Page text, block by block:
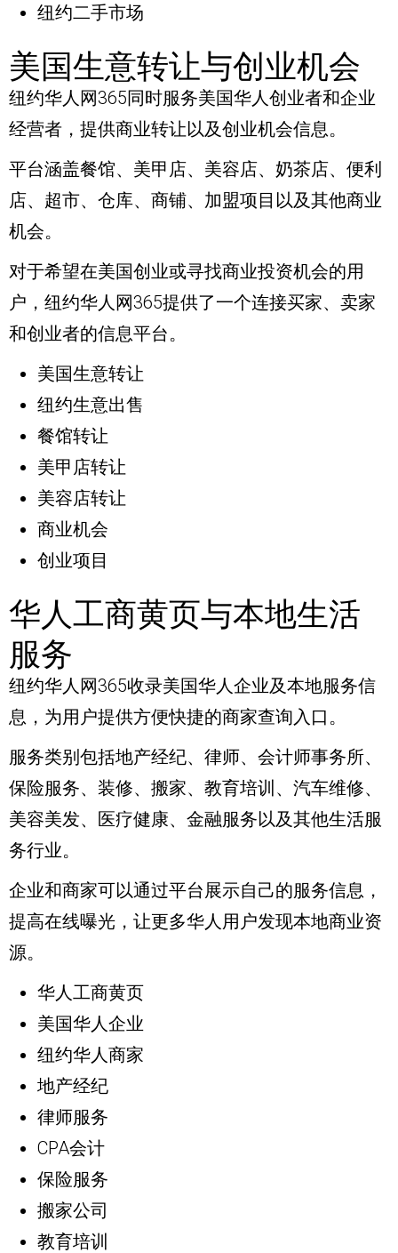
纽约二手市场
美国生意转让与创业机会
纽约华人网365同时服务美国华人创业者和企业
经营者，提供商业转让以及创业机会信息。
平台涵盖餐馆、美甲店、美容店、奶茶店、便利
店、超市、仓库、商铺、加盟项目以及其他商业
机会。
对于希望在美国创业或寻找商业投资机会的用
户，纽约华人网365提供了一个连接买家、卖家
和创业者的信息平台。
美国生意转让
纽约生意出售
餐馆转让
美甲店转让
美容店转让
商业机会
创业项目
华人工商黄页与本地生活
服务
纽约华人网365收录美国华人企业及本地服务信
息，为用户提供方便快捷的商家查询入口。
服务类别包括地产经纪、律师、会计师事务所、
保险服务、装修、搬家、教育培训、汽车维修、
美容美发、医疗健康、金融服务以及其他生活服
务行业。
企业和商家可以通过平台展示自己的服务信息，
提高在线曝光，让更多华人用户发现本地商业资
源。
华人工商黄页
美国华人企业
纽约华人商家
地产经纪
律师服务
CPA会计
保险服务
搬家公司
教育培训